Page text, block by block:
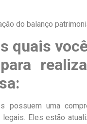
do balanço
quais
possuem uma
Eles estão